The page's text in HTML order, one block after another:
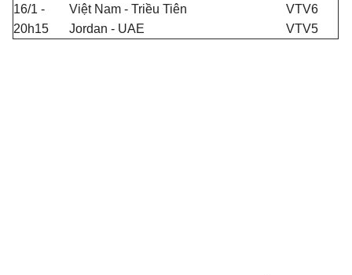
16/1 -
20h15
Việt Nam - Triều Tiên
VTV6
Jordan - UAE
VTV5